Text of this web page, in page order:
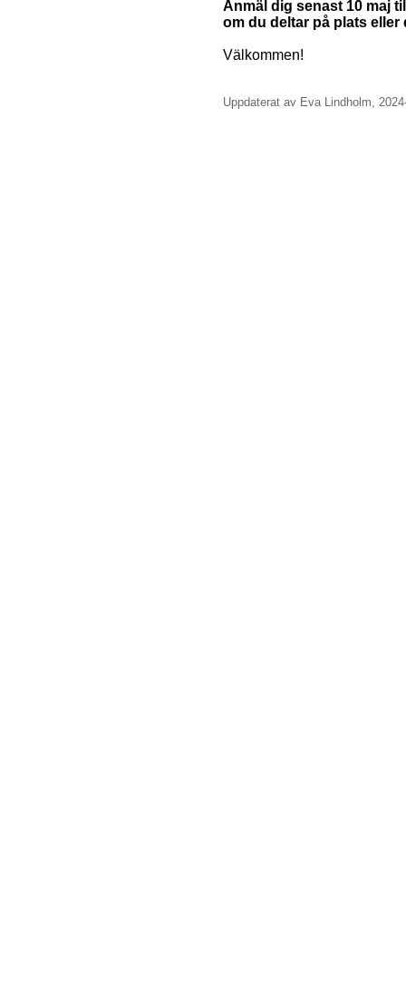
Anmäl dig senast 10 maj
om du deltar på plats eller
Välkommen!
Uppdaterat av Eva Lindholm,